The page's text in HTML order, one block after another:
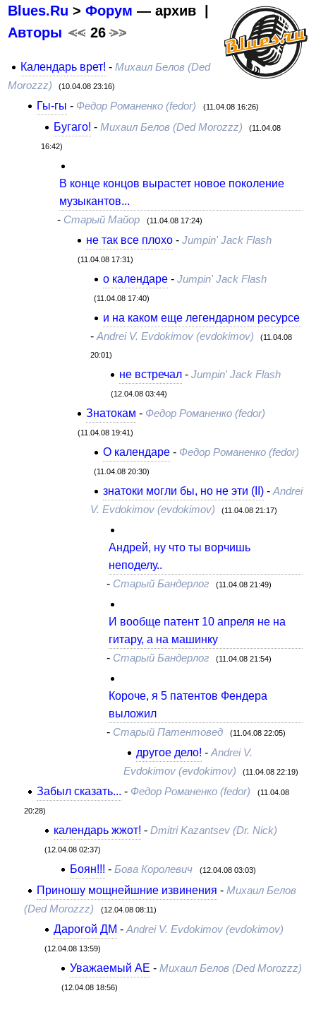
Blues.Ru > Форум — архив |
Авторы << 26>>
Календарь врет! - Михаил Белов (Ded
Morozzz)
(10.04.08 23:16)
Гы-гы - Федор Романенко (fedor) (11.04.08 16:26)
Бугаго! - Михаил Белов (Ded Morozzz) (11.04.08
16:42)
В конце концов вырастет новое поколение
музыкантов...
- Старый Майор (11.04.08 17:24)
не так все плохо -Jumpin' Jack Flash
(11.04.08 17:31)
о календаре- Jumpin' Jack Flash
(11.04.08 17:40)
и на каком еще легендарном ресурсе
- Andrei V. Evdokimov (evdokimov) (11.04.08
20:01)
не встречал -Jumpin' Jack Flash
(12.04.08 03:44)
Знатокам - Федор Романенко (fedor)
(11.04.08 19:41)
О календаре- Федор Романенко (fedor)
(11.04.08 20:30)
знатоки могли бы, но не эти (II)- Andrei
V. Evdokimov (evdokimov)
(11.04.08 21:17)
Андрей, ну что ты ворчишь
неподелу..
- Старый Бандерлог (11.04.08 21:49)
И вообще патент 10 апреля не на
гитару, а на машинку
- Старый Бандерлог (11.04.08 21:54)
Короче, я 5 патентов Фендера
выложил
- Старый Патентовед (11.04.08 22:05)
другое дело! - Andrei V.
Evdokimov (evdokimov)
(11.04.08 22:19)
Забыл сказать... - Федор Романенко (fedor) (11.04.08
20:28)
календарь жжот! - Dmitri Kazantsev (Dr. Nick)
(12.04.08 02:37)
Боян!!! - Бова Королевич (12.04.08 03:03)
Приношу мощнейшние извинения -Михаил Белов
(Ded Morozzz)
(12.04.08 08:11)
Дарогой ДМ - Andrei V. Evdokimov (evdokimov)
(12.04.08 13:59)
Уважаемый АЕ - Михаил Белов (Ded Morozzz)
(12.04.08 18:56)